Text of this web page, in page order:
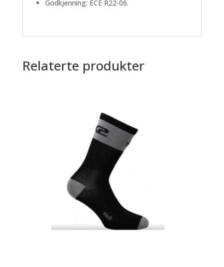
Godkjenning: ECE R22-06.
Relaterte produkter